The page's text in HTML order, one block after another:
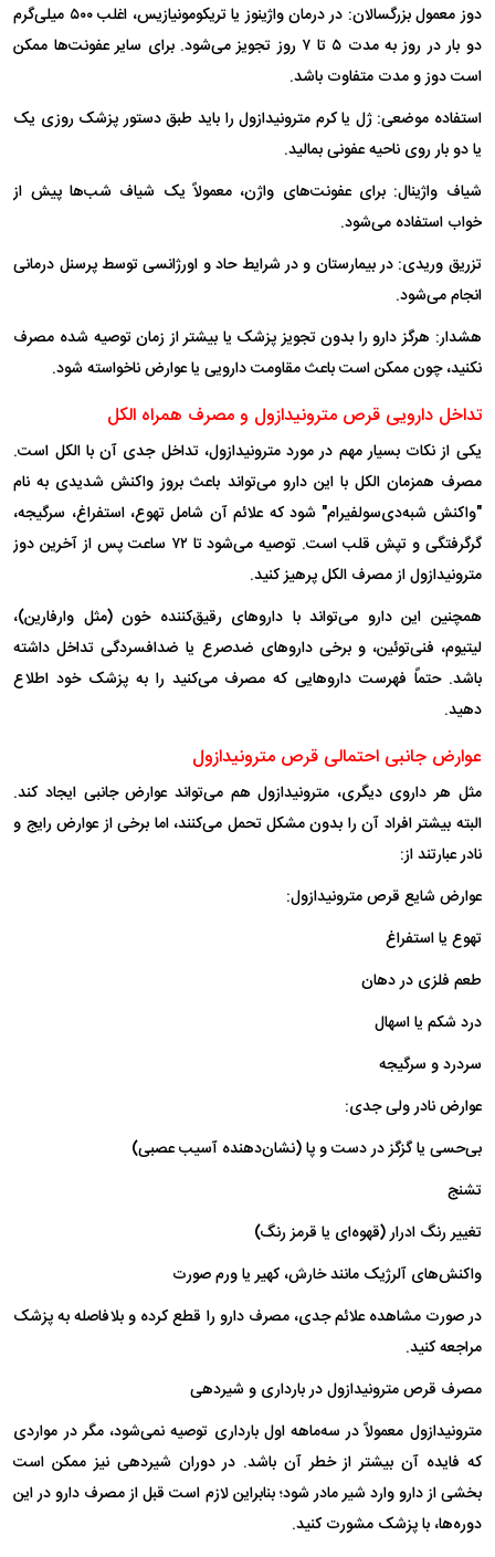
دوز معمول بزرگسالان: در درمان واژینوز یا تریکومونیازیس، اغلب ۵۰۰ میلی‌گرم
دو بار در روز به مدت ۵ تا ۷ روز تجویز می‌شود. برای سایر عفونت‌ها ممکن
است دوز و مدت متفاوت باشد.
استفاده موضعی: ژل یا کرم مترونیدازول را باید طبق دستور پزشک روزی یک
یا دو بار روی ناحیه عفونی بمالید.
شیاف واژینال: برای عفونت‌های واژن، معمولاً یک شیاف شب‌ها پیش از
خواب استفاده می‌شود.
تزریق وریدی: در بیمارستان و در شرایط حاد و اورژانسی توسط پرسنل درمانی
انجام می‌شود.
هشدار: هرگز دارو را بدون تجویز پزشک یا بیشتر از زمان توصیه شده مصرف
نکنید، چون ممکن است باعث مقاومت دارویی یا عوارض ناخواسته شود.
تداخل دارویی قرص مترونیدازول و مصرف همراه الکل
یکی از نکات بسیار مهم در مورد مترونیدازول، تداخل جدی آن با الکل است.
مصرف همزمان الکل با این دارو می‌تواند باعث بروز واکنش شدیدی به نام
"واکنش شبه‌دی‌سولفیرام" شود که علائم آن شامل تهوع، استفراغ، سرگیجه،
گرگرفتگی و تپش قلب است. توصیه می‌شود تا ۷۲ ساعت پس از آخرین دوز
مترونیدازول از مصرف الکل پرهیز کنید.
همچنین این دارو می‌تواند با دارو‌های رقیق‌کننده خون (مثل وارفارین)،
لیتیوم، فنی‌توئین، و برخی دارو‌های ضدصرع یا ضدافسردگی تداخل داشته
باشد. حتماً فهرست دارو‌هایی که مصرف می‌کنید را به پزشک خود اطلاع
دهید.
عوارض جانبی احتمالی قرص مترونیدازول
مثل هر داروی دیگری، مترونیدازول هم می‌تواند عوارض جانبی ایجاد کند.
البته بیشتر افراد آن را بدون مشکل تحمل می‌کنند، اما برخی از عوارض رایج و
نادر عبارتند از:
عوارض شایع قرص مترونیدازول:
تهوع یا استفراغ
طعم فلزی در دهان
درد شکم یا اسهال
سردرد و سرگیجه
عوارض نادر ولی جدی:
بی‌حسی یا گزگز در دست و پا (نشان‌دهنده آسیب عصبی)
تشنج
تغییر رنگ ادرار (قهوه‌ای یا قرمز رنگ)
واکنش‌های آلرژیک مانند خارش، کهیر یا ورم صورت
در صورت مشاهده علائم جدی، مصرف دارو را قطع کرده و بلافاصله به پزشک
مراجعه کنید.
مصرف قرص مترونیدازول در بارداری و شیردهی
مترونیدازول معمولاً در سه‌ماهه اول بارداری توصیه نمی‌شود، مگر در مواردی
که فایده آن بیشتر از خطر آن باشد. در دوران شیردهی نیز ممکن است
بخشی از دارو وارد شیر مادر شود؛ بنابراین لازم است قبل از مصرف دارو در این
دوره‌ها، با پزشک مشورت کنید.